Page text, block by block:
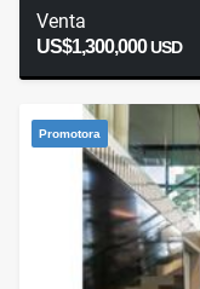
Venta
US$1,300,000USD
Promotora